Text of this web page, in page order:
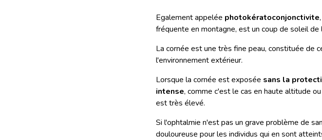
Egalement appelée photokératoconjonctivite
fréquente en montagne, est un coup de soleil
La cornée est une très fine peau, constituée de
l'environnement extérieur.
Lorsque la cornée est exposée sans la
intense, comme c'est le cas en haute altitude
est très élevé.
Si l'ophtalmie n'est pas un grave problème de
douloureuse pour les individus qui en sont